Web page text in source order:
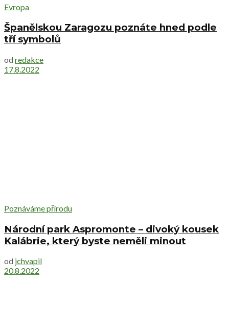
Evropa
Španělskou Zaragozu poznáte hned podle
tří symbolů
od redakce
17.8.2022
Poznáváme přírodu
Národní park Aspromonte – divoký kousek
Kalábrie, který byste neměli minout
od jchvapil
20.8.2022